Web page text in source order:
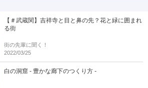
【＃武蔵関】吉祥寺と目と鼻の先？花と緑に囲まれ
る街
街の先輩に聞く！
2022/03/25
白の洞窟 - 豊かな廊下のつくり方 -